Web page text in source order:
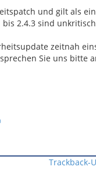
und gilt als
2.4.3 sind
zeitnah
Sie uns
Trackback-